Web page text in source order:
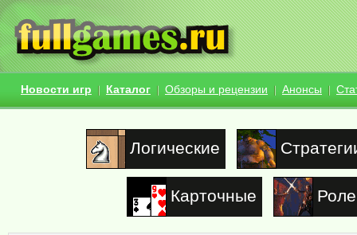
Новости игр Каталог Обзоры и рецензии Анонсы
Логические
Карточные